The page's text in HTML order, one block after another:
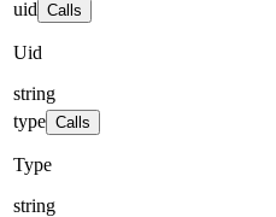
uid Calls
Uid
string
type Calls
Type
string